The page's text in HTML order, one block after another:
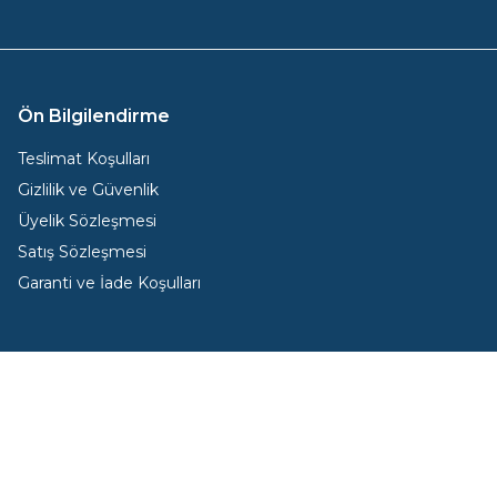
Ön Bilgilendirme
Teslimat Koşulları
Gizlilik ve Güvenlik
Üyelik Sözleşmesi
Satış Sözleşmesi
Garanti ve İade Koşulları